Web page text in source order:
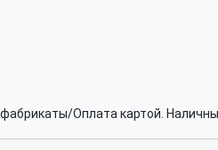
Оплата картой.